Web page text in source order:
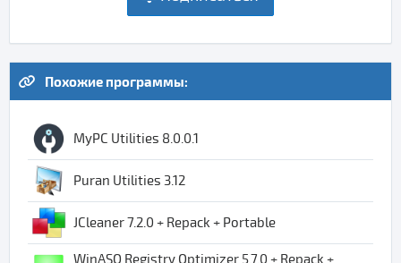
Похожие программы:
MyPC Utilities 8.0.0.1
Puran Utilities 3.12
JCleaner 7.2.0 + Repack + Portable
WinASO Registry Optimizer 5.7.0 + Repack +